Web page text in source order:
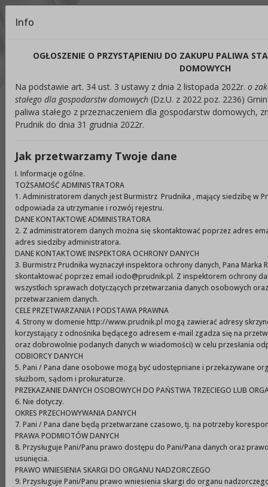
Kontrast:
A
A+ A++ Zmień odstęp między literami
Zmień interlinię i margines
Reset:
Przywróć
Lektor:
Urząd Miejski w Prudniku
Menu
Ukryj panel ułatwień dostępu
Wyszukiwarka
Ogłoszenie naboru
kandydatów na członków
komisji konkursowych w
otwartych konkursach ofert
w 2022 roku
Info
OGŁOSZENIE O PRZYSTĄPIENIU DO ZAKUPU PALIWA
DOMOWYCH
Na podstawie art. 34 ust. 3 ustawy z dnia 2 listopada 2022r. o
stałego dla gospodarstw domowych (Dz.U. z 2022 poz. 2236)
paliwa stałego z przeznaczeniem dla gospodarstw domowych,
Prudnik do dnia 31 grudnia 2022r.
Jak przetwarzamy Twoje dane
I. Informacje ogólne.
TOŻSAMOŚĆ ADMINISTRATORA
1. Administratorem danych jest Burmistrz Prudnika , mający siedzibę w
odpowiada za utrzymanie i rozwój rejestru.
DANE KONTAKTOWE ADMINISTRATORA
2. Z administratorem danych można się skontaktować poprzez adres
adres siedziby administratora.
DANE KONTAKTOWE INSPEKTORA OCHRONY DANYCH
3. Burmistrz Prudnika wyznaczył inspektora ochrony danych, Pana Marka
skontaktować poprzez email iodo@prudnik.pl. Z inspektorem ochrony
wszystkich sprawach dotyczących przetwarzania danych osobowych
przetwarzaniem danych.
CELE PRZETWARZANIA I PODSTAWA PRAWNA
4. Strony w domenie http://www.prudnik.pl mogą zawierać adresy
korzystający z odnośnika będącego adresem e-mail zgadza się na
oraz dobrowolnie podanych danych w wiadomości) w celu przesłania
ODBIORCY DANYCH
5. Pani / Pana dane osobowe mogą być udostępniane i przekazywane
służbom, sądom i prokuraturze.
PRZEKAZANIE DANYCH OSOBOWYCH DO PAŃSTWA TRZECIEGO LUB
6. Nie dotyczy.
OKRES PRZECHOWYWANIA DANYCH
7. Pani / Pana dane będą przetwarzane czasowo, tj. na potrzeby
PRAWA PODMIOTÓW DANYCH
8. Przysługuje Pani/Panu prawo dostępu do Pani/Pana danych oraz
usunięcia.
PRAWO WNIESIENIA SKARGI DO ORGANU NADZORCZEGO
9. Przysługuje Pani/Panu prawo wniesienia skargi do organu